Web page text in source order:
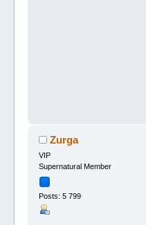
Zurga
VIP
Supernatural Member
Posts: 5 799